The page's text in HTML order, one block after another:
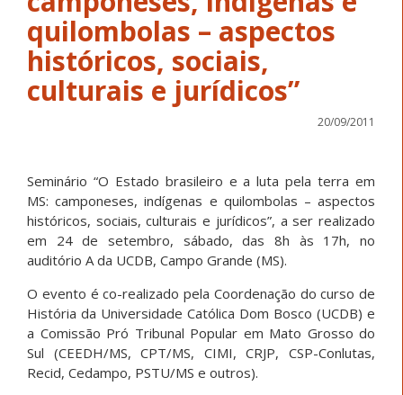
quilombolas – aspectos
históricos, sociais,
culturais e jurídicos”
20/09/2011
Seminário “O Estado brasileiro e a luta pela terra em
MS: camponeses, indígenas e quilombolas – aspectos
históricos, sociais, culturais e jurídicos”, a ser realizado
em 24 de setembro, sábado, das 8h às 17h, no
auditório A da UCDB, Campo Grande (MS).
O evento é co-realizado pela Coordenação do curso de
História da Universidade Católica Dom Bosco (UCDB) e
a Comissão Pró Tribunal Popular em Mato Grosso do
Sul (CEEDH/MS, CPT/MS, CIMI, CRJP, CSP-Conlutas,
Recid, Cedampo, PSTU/MS e outros).